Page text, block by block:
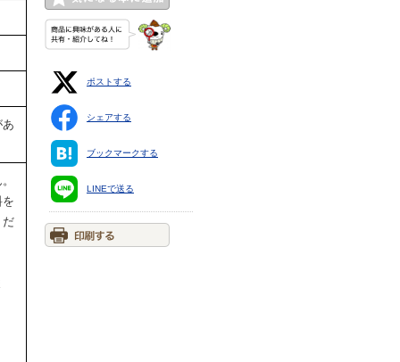
だ
ポストする
シェアする
ブックマークする
LINEで送る